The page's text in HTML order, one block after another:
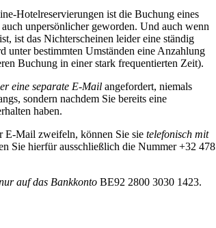
Hotelreservierungen ist die Buchung eines
unpersönlicher geworden. Und auch wenn
ist das Nichterscheinen leider eine ständig
unter bestimmten Umständen eine Anzahlung
Buchung in einer stark frequentierten Zeit).
eine separate E-Mail angefordert, niemals
sondern nachdem Sie bereits eine
haben.
E-Mail zweifeln, können Sie sie telefonisch mit
Sie hierfür ausschließlich die Nummer +32 478
auf das Bankkonto BE92 2800 3030 1423.